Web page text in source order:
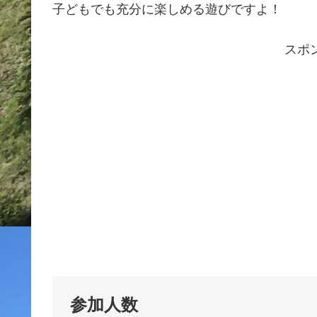
子どもでも充分に楽しめる遊びですよ！
スポ
参加人数